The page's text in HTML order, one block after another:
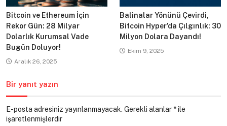
Bitcoin ve Ethereum İçin
Rekor Gün: 28 Milyar
Dolarlık Kurumsal Vade
Bugün Doluyor!
Aralık 26, 2025
Balinalar Yönünü Çevirdi,
Bitcoin Hyper’da Çılgınlık: 30
Milyon Dolara Dayandı!
Ekim 9, 2025
Bir yanıt yazın
E-posta adresiniz yayınlanmayacak. Gerekli alanlar *ile
işaretlenmişlerdir